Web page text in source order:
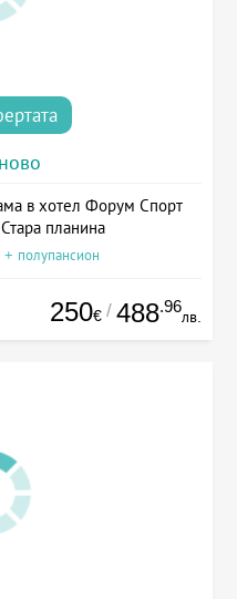
в хотел Форум Спорт
планина
полупансион
250€ / 488.96
лв.